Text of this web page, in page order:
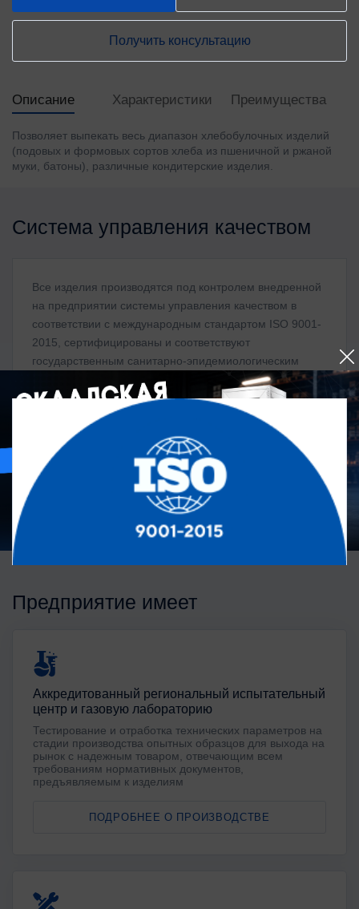
Получить консультацию
Описание Характеристики Преимущества
Позволяет выпекать весь диапазон хлебобулочных изделий
(подовых и формовых сортов хлеба из пшеничной и ржаной
муки, батоны), различные кондитерские изделия.
Система управления качеством
Все изделия производятся под контролем внедренной
на предприятии системы управления качеством в
соответствии с международным стандартом ISO 9001-
2015, сертифицированы и соответствуют
государственным санитарно-эпидемиологическим
Предприятие имеет
Аккредитованный региональный испытательный
центр и газовую лабораторию
Тестирование и отработка технических параметров на
стадии производства опытных образцов для выхода на
рынок с надежным товаром, отвечающим всем
требованиям нормативных документов,
предъявляемым к изделиям
ПОДРОБНЕЕ О ПРОИЗВОДСТВЕ